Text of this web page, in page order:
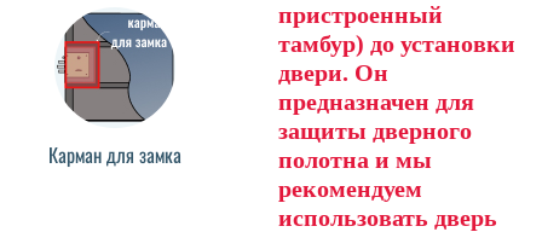
Карман для замка
пристроенный
тамбур) до установки
двери. Он
предназначен для
защиты дверного
полотна и мы
рекомендуем
использовать дверь